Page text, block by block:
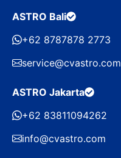
ASTRO Bali
+62 8787878 2773
service@cvastro.com
ASTRO Jakarta
+62 83811094262
info@cvastro.com